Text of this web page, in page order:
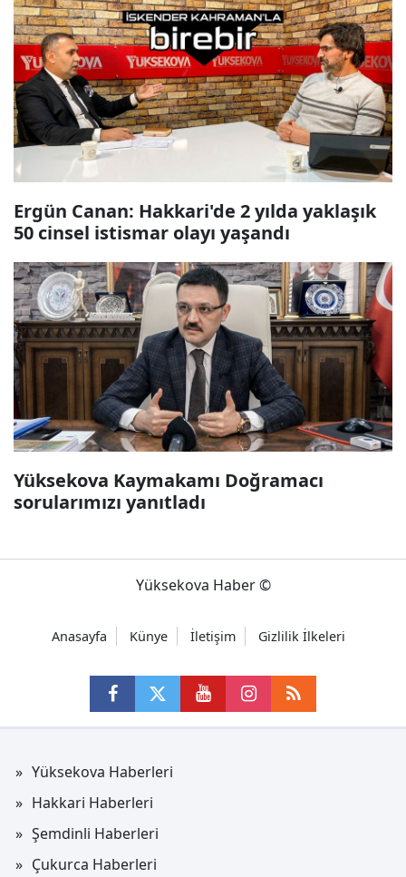
Ergün Canan: Hakkari'de 2 yılda yaklaşık
50 cinsel istismar olayı yaşandı
Yüksekova Kaymakamı Doğramacı
sorularımızı yanıtladı
Yüksekova Haber ©
Anasayfa Künye İletişim Gizlilik İlkeleri
Yüksekova Haberleri
Hakkari Haberleri
Şemdinli Haberleri
Çukurca Haberleri